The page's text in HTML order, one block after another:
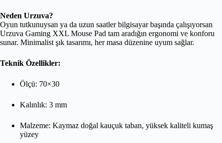
Neden Urzuva?
Oyun tutkunuysan ya da uzun saatler bilgisayar başında çalışıyorsan
Urzuva Gaming XXL Mouse Pad tam aradığın ergonomi ve konforu
sunar. Minimalist şık tasarımı, her masa düzenine uyum sağlar.
Teknik Özellikler:
Ölçü: 70×30
Kalınlık: 3 mm
Malzeme: Kaymaz doğal kauçuk taban, yüksek kaliteli kumaş
yüzey